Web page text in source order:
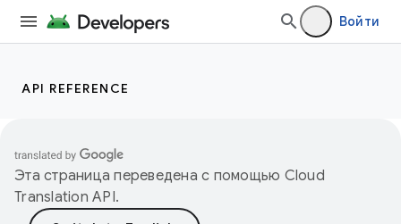
Войти
API REFERENCE
Эта страница переведена с помощью Cloud
Translation API.